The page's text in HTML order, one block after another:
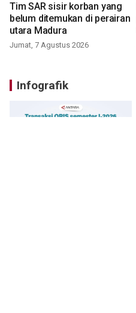
Tim SAR sisir korban yang
belum ditemukan di perairan
utara Madura
Jumat, 7 Agustus 2026
Infografik